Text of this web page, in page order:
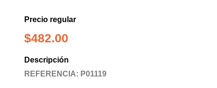
Precio regular
$482.00
Descripción
REFERENCIA: P01119